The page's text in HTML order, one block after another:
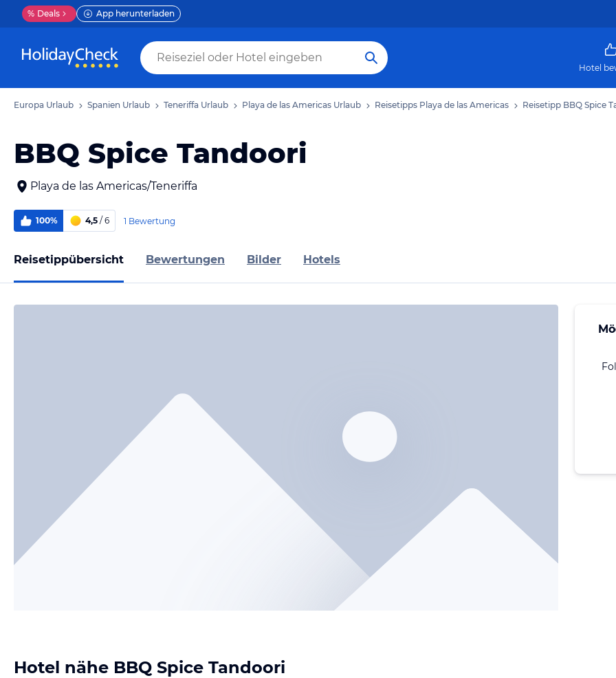
% Deals App herunterladen
Hotel
Europa Urlaub Spanien Urlaub Teneriffa Urlaub Playa de las Americas Urlaub Reisetipps Playa de las Americas Reisetipp BBQ Spice
BBQ Spice Tandoori
Playa de las Americas/Teneriffa
100% 4,5 / 6 1 Bewertung
Reisetippübersicht Bewertungen Bilder Hotels
Hotel nähe BBQ Spice Tandoori